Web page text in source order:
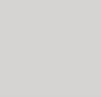
i do tego lukrecja oraz
Glendalough 13YO
irlandzka whiskey
W nosie
banany, morele,
sporo cytrusów,